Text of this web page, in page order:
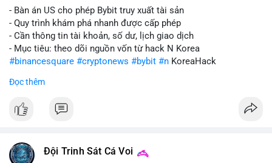
- Bàn án US cho phép Bybit truy xuất tài sản
- Quy trình khám phá nhanh được cấp phép
- Cần thông tin tài khoản, số dư, lịch giao dịch
- Mục tiêu: theo dõi nguồn vốn từ hack N Korea
#binancesquare #cryptonews #bybit #n KoreaHack
$btc $eth
#vlikevn #titanbot
Đọc thêm
Đội Trinh Sát Cá Voi